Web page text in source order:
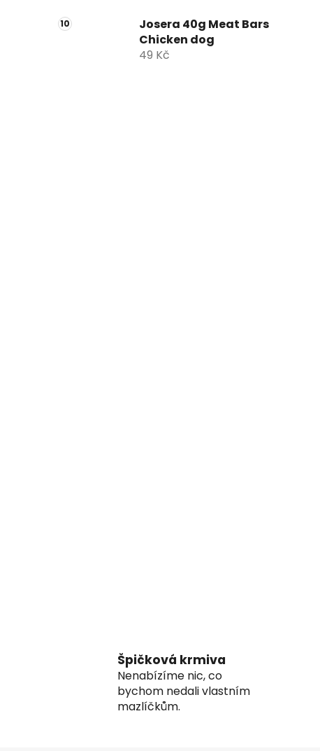
Josera 40g Meat Bars
Chicken dog
49 Kč
Špičková krmiva
Nenabízíme nic, co
bychom nedali vlastním
mazlíčkům.